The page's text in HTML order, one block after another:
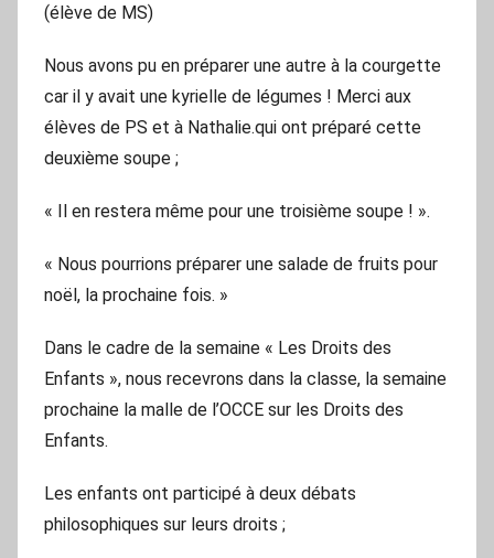
(élève de MS)
Nous avons pu en préparer une autre à la courgette
car il y avait une kyrielle de légumes ! Merci aux
élèves de PS et à Nathalie.qui ont préparé cette
deuxième soupe ;
« Il en restera même pour une troisième soupe ! ».
« Nous pourrions préparer une salade de fruits pour
noël, la prochaine fois. »
Dans le cadre de la semaine « Les Droits des
Enfants », nous recevrons dans la classe, la semaine
prochaine la malle de l’OCCE sur les Droits des
Enfants.
Les enfants ont participé à deux débats
philosophiques sur leurs droits ;